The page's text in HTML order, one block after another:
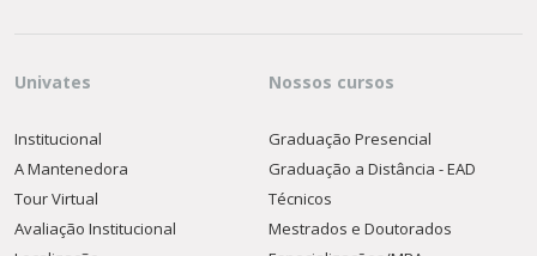
Univates
Institucional
A Mantenedora
Tour Virtual
Avaliação Institucional
Nossos cursos
Graduação Presencial
Graduação a Distância - EAD
Técnicos
Mestrados e Doutorados